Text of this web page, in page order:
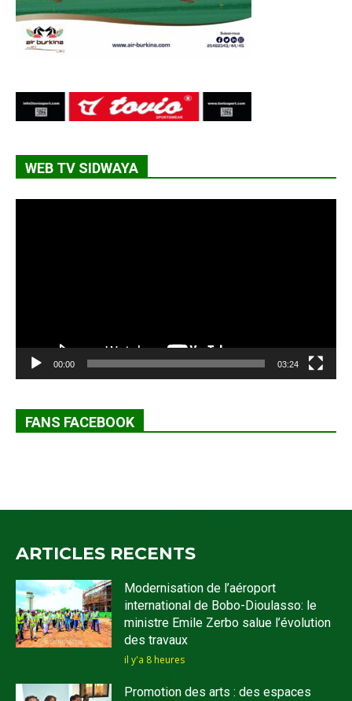
WEB TV SIDWAYA
00:00 03:24
FANS FACEBOOK
ARTICLES RECENTS
Modernisation de l’aéroport
international de Bobo-Dioulasso: le
ministre Emile Zerbo salue l’évolution
des travaux
il y'a 8 heures
Promotion des arts : des espaces